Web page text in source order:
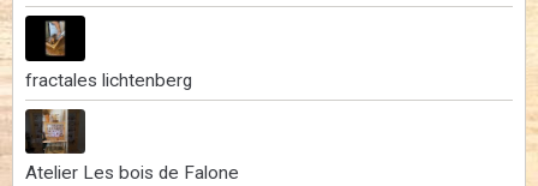
fractales lichtenberg
Atelier Les bois de Falone